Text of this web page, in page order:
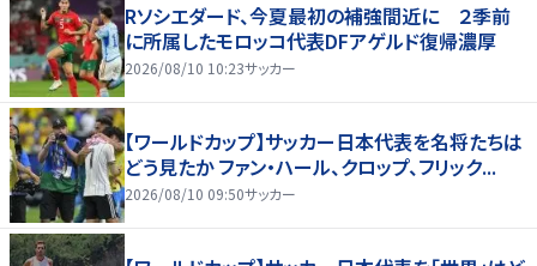
Rソシエダード、今夏最初の補強間近に ２季前
に所属したモロッコ代表DFアゲルド復帰濃厚
2026/08/10 10:23サッカー
【ワールドカップ】サッカー日本代表を名将たちは
どう見たか ファン・ハール、クロップ、フリック...
2026/08/10 09:50サッカー